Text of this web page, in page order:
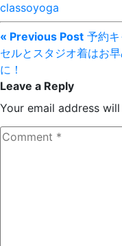
classoyoga
« Previous Post 予約
セルとスタジオ着はお
に！
Leave a Reply
Your email address